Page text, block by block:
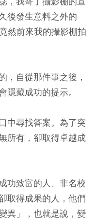
後發生意料之外的
然前來我的攝影棚拍
，自從那件事之後，
隱藏成功的提示。
中尋找答案。為了突
所有，卻取得卓越成
功致富的人、非名校
取得成果的人，他們
異」，也就是說，變